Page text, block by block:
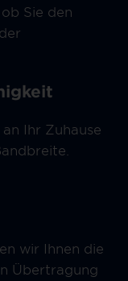
Sie den
Ihr Zuhause
wir Ihnen die
Übertragung